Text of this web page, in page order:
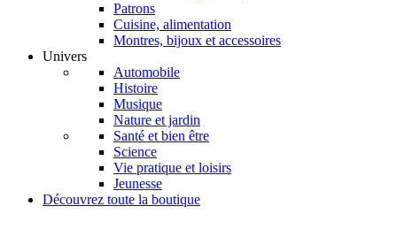
Patrons
Cuisine, alimentation
Montres, bijoux et accessoires
Univers
Automobile
Histoire
Musique
Nature et jardin
Santé et bien être
Science
Vie pratique et loisirs
Jeunesse
Découvrez toute la boutique